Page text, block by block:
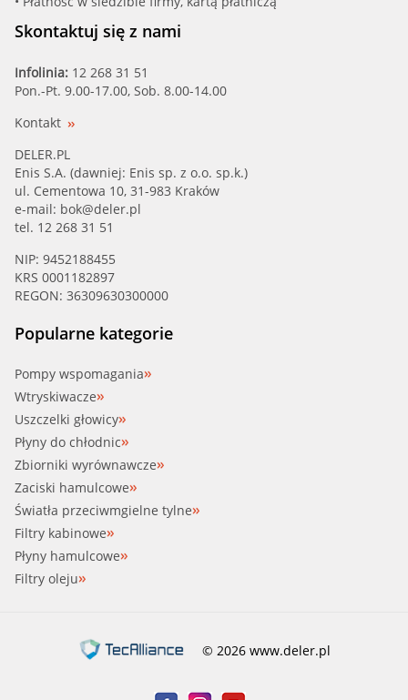
Skontaktuj się z nami
Infolinia: 12 268 31 51
Pon.-Pt. 9.00-17.00, Sob. 8.00-14.00
Kontakt
DELER.PL
Enis S.A. (dawniej: Enis sp. z o.o. sp.k.)
ul. Cementowa 10, 31-983 Kraków
e-mail: bok@deler.pl
tel. 12 268 31 51
NIP: 9452188455
KRS 0001182897
REGON: 36309630300000
Popularne kategorie
Pompy wspomagania
Wtryskiwacze
Uszczelki głowicy
Płyny do chłodnic
Zbiorniki wyrównawcze
Zaciski hamulcowe
Światła przeciwmgielne tylne
Filtry kabinowe
Płyny hamulcowe
Filtry oleju
© 2026 www.deler.pl